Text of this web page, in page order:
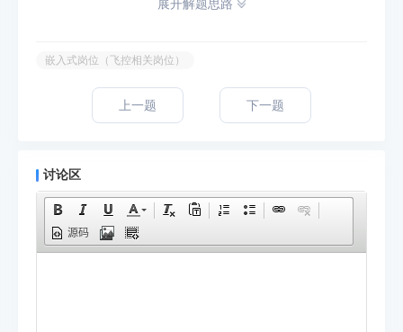
展开解题思路
嵌入式岗位（飞控相关岗位）
上一题 下一题
讨论区
源码